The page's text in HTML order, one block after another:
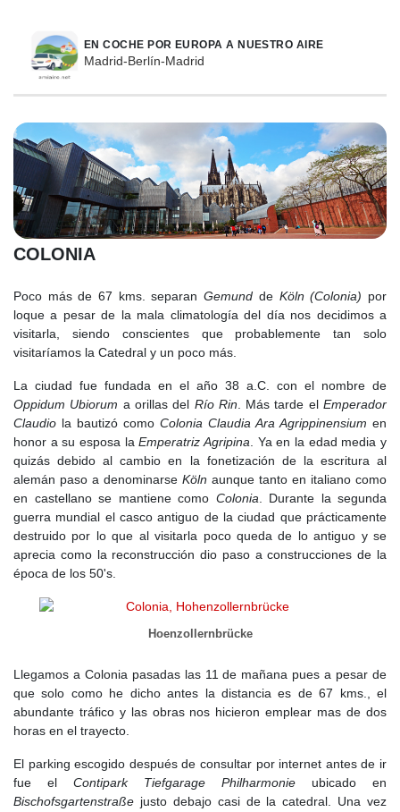
EN COCHE POR EUROPA A NUESTRO AIRE
Madrid-Berlín-Madrid
COLONIA
Poco más de 67 kms. separanGemund de Köln (Colonia) por
loque a pesar de la mala climatología del día nos decidimos a
visitarla, siendo conscientes que probablemente tan solo
visitaríamos la Catedral y un poco más.
La ciudad fue fundada en el año 38 a.C. con el nombre de
Oppidum Ubiorum a orillas del Río Rin. Más tarde elEmperador
Claudio la bautizó como Colonia Claudia Ara Agrippinensium en
honor a su esposa laEmperatriz Agripina. Ya en la edad media y
quizás debido al cambio en la fonetización de la escritura al
alemán paso a denominarse Köln aunque tanto en italiano como
en castellano se mantiene como Colonia. Durante la segunda
guerra mundial el casco antiguo de la ciudad que prácticamente
destruido por lo que al visitarla poco queda de lo antiguo y se
aprecia como la reconstrucción dio paso a construcciones de la
época de los 50's.
Hoenzollernbrücke
Llegamos a Colonia pasadas las 11 de mañana pues a pesar de
que solo como he dicho antes la distancia es de 67 kms., el
abundante tráfico y las obras nos hicieron emplear mas de dos
horas en el trayecto.
El parking escogido después de consultar por internet antes de ir
fue el Contipark Tiefgarage Philharmonie ubicado en
Bischofsgartenstraße justo debajo casi de la catedral. Una vez